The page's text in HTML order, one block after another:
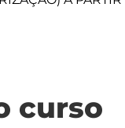
curso